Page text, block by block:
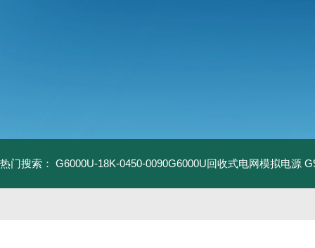
热门搜索： G6000U-18K-0450-0090G6000U回收式电网模拟电源